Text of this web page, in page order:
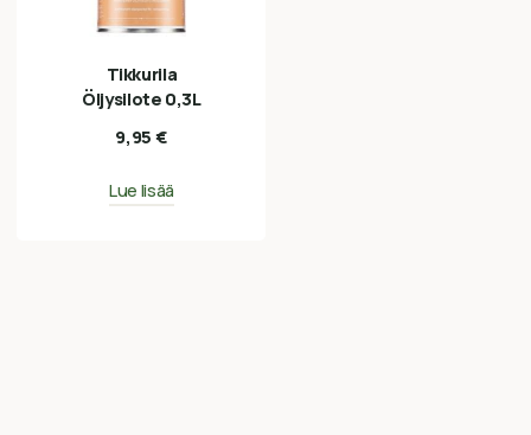
Tikkurila
Öljysilote 0,3L
9,95 €
Lue lisää